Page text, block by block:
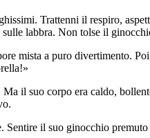
Trattenni il respiro,
labbra. Non tolse il
mista a puro divertimento.
il suo corpo era caldo,
il suo ginocchio